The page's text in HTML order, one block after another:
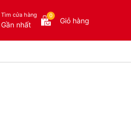
Tìm cửa hàng
Gần nhất
0
Giỏ hàng